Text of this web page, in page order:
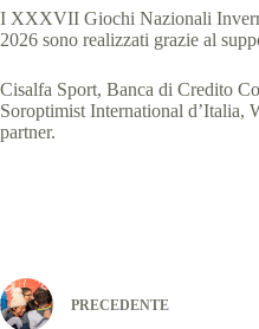
I XXXVII Giochi Nazionali
2026 sono realizzati grazie al
Cisalfa Sport, Banca di Credito
Soroptimist International d’Italia,
partner.
PRECEDENTE